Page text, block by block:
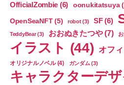
OfficialZombie (6) oonukitatsuya
OpenSeaNFT(5) robot(3) SF(6)
TeddyBear(3) おおぬきたつや(7)
イラスト (44) オフ
オリジナルノベル(4) ガンダム(3)
キャラクターデ